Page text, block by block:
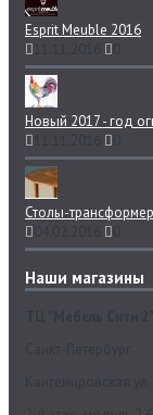
Esprit Meuble 2016
Новый 2017 - год
Столы-
Наши магазины